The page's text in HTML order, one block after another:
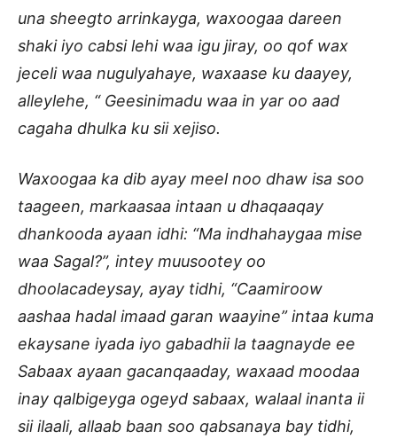
una sheegto arrinkayga, waxoogaa dareen
shaki iyo cabsi lehi waa igu jiray, oo qof wax
jeceli waa nugulyahaye, waxaase ku daayey,
alleylehe, “ Geesinimadu waa in yar oo aad
cagaha dhulka ku sii xejiso.
Waxoogaa ka dib ayay meel noo dhaw isa soo
taageen, markaasaa intaan u dhaqaaqay
dhankooda ayaan idhi: “Ma indhahaygaa mise
waa Sagal?”, intey muusootey oo
dhoolacadeysay, ayay tidhi, “Caamiroow
aashaa hadal imaad garan waayine” intaa kuma
ekaysane iyada iyo gabadhii la taagnayde ee
Sabaax ayaan gacanqaaday, waxaad moodaa
inay qalbigeyga ogeyd sabaax, walaal inanta ii
sii ilaali, allaab baan soo qabsanaya bay tidhi,